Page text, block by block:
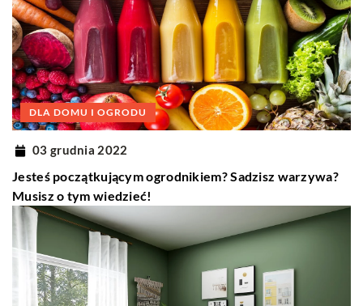
DLA DOMU I OGRODU
03 grudnia 2022
Jesteś początkującym ogrodnikiem? Sadzisz warzywa?
Musisz o tym wiedzieć!